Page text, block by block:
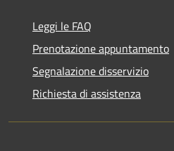
Leggi le FAQ
Prenotazione appuntamento
Segnalazione disservizio
Richiesta di assistenza